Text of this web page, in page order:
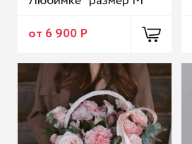
от 6 900 Р